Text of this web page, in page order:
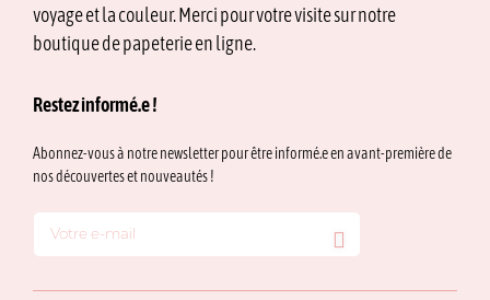
voyage et la couleur. Merci pour votre visite sur notre
boutique de papeterie en ligne.
Restez informé.e !
Abonnez-vous à notre newsletter pour être informé.e en avant-première de
nos découvertes et nouveautés !